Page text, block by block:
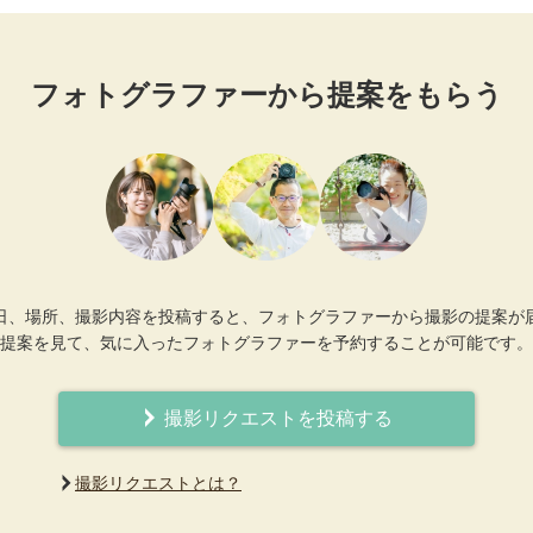
フォトグラファーから提案をもらう
、場所、撮影内容を投稿すると、フォトグラファーから撮影の提案が
提案を見て、気に入ったフォトグラファーを予約することが可能です。
撮影リクエストを投稿する
撮影リクエストとは？